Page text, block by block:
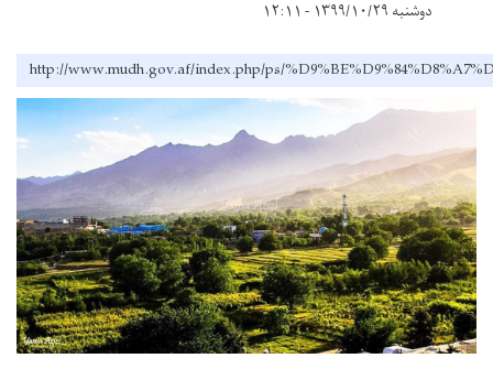
دوشنبه ۱۳۹۹/۱۰/۲۹ - ۱۲:۱۱
http://www.mudh.gov.af/index.php/ps/